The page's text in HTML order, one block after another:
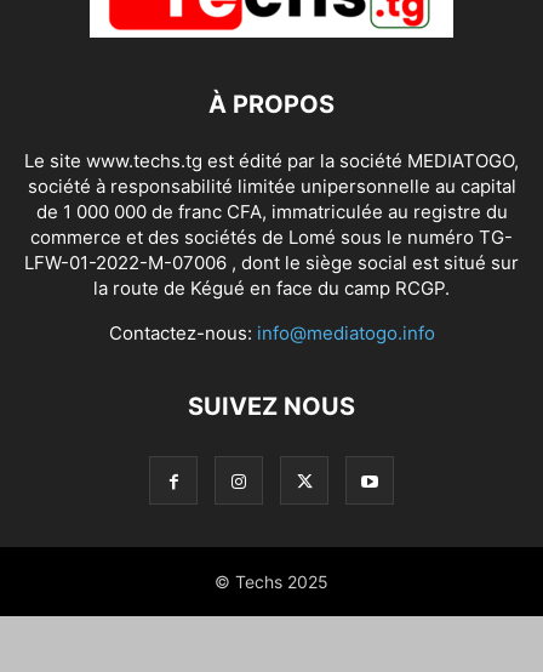
À PROPOS
Le site www.techs.tg est édité par la société MEDIATOGO,
société à responsabilité limitée unipersonnelle au capital
de 1 000 000 de franc CFA, immatriculée au registre du
commerce et des sociétés de Lomé sous le numéro TG-
LFW-01-2022-M-07006 , dont le siège social est situé sur
la route de Kégué en face du camp RCGP.
Contactez-nous: info@mediatogo.info
SUIVEZ NOUS
© Techs 2025